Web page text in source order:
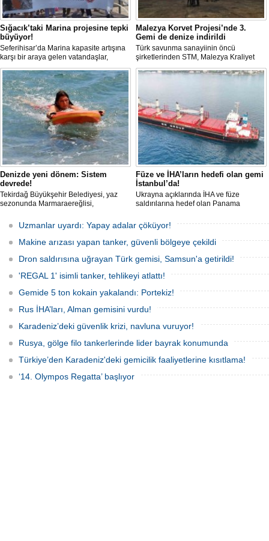
Sığacık’taki Marina projesine tepki
büyüyor!
Seferihisar’da Marina kapasite artışına
karşı bir araya gelen vatandaşlar,
balıkçılar ve STK’lar, Sığacık Körfezi’nin
korunması çağrısı yaptı.
Malezya Korvet Projesi’nde 3.
Gemi de denize indirildi
Türk savunma sanayiinin öncü
şirketlerinden STM, Malezya Kraliyet
Donanması için inşa ettiği üç korvetlik
projede son gemiyi de denize indirdi.
Denizde yeni dönem: Sistem
devrede!
Tekirdağ Büyükşehir Belediyesi, yaz
sezonunda Marmaraereğlisi,
insansız cankurtaran araçlarını hizmete
aldı. Uzaktan kumandalı yeni nesil
sistem, boğulma vakalarına standart
müdahaleye göre daha hızlı ulaşarak ilk
müdahaleyi saniyeler içinde
Füze ve İHA’ların hedefi olan gemi
İstanbul’da!
Ukrayna açıklarında İHA ve füze
saldırılarına hedef olan Panama
Zehma’, hasarlı şekilde İstanbul
Boğazı’ndan geçişini tamamladı.
Uzmanlar uyardı: Yapay adalar çöküyor!
Makine arızası yapan tanker, güvenli bölgeye çekildi
Dron saldırısına uğrayan Türk gemisi, Samsun'a getirildi!
'REGAL 1' isimli tanker, tehlikeyi atlattı!
Gemide 5 ton kokain yakalandı: Portekiz!
Rus İHA’ları, Alman gemisini vurdu!
Karadeniz’deki güvenlik krizi, navluna vuruyor!
Rusya, gölge filo tankerlerinde lider bayrak konumunda
Türkiye’den Karadeniz'deki gemicilik faaliyetlerine kısıtlama!
‘14. Olympos Regatta’ başlıyor